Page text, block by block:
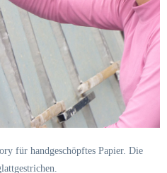
für handgeschöpftes Papier. Die